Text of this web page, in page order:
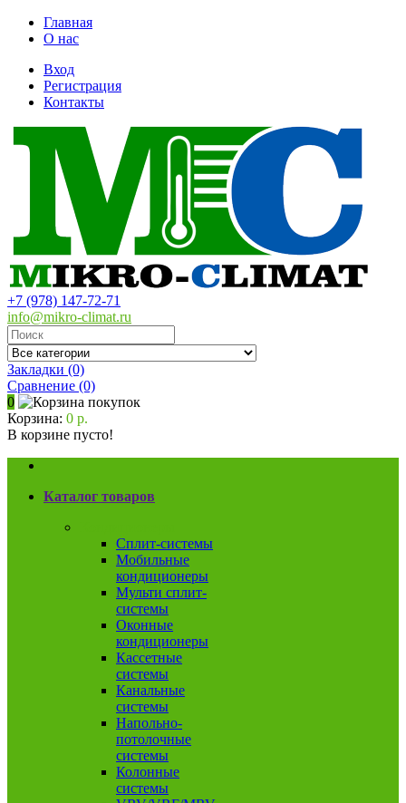
Главная
О нас
Вход
Регистрация
Контакты
+7 (978) 147-72-71
info@mikro-climat.ru
Закладки (0)
Сравнение (0)
0
Корзина: 0 р.
В корзине пусто!
Каталог товаров
Сплит-системы
Мобильные
кондиционеры
Мульти сплит-
системы
Оконные
кондиционеры
Кассетные
системы
Канальные
системы
Напольно-
потолочные
системы
Колонные
системы